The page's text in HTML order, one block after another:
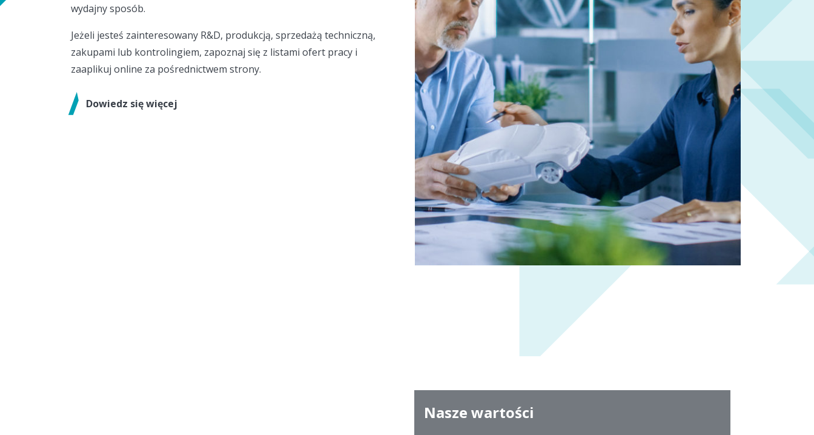
wydajny sposób.
Jeżeli jesteś zainteresowany R&D, produkcją, sprzedażą techniczną,
zakupami lub kontrolingiem, zapoznaj się z listami ofert pracy i
zaaplikuj online za pośrednictwem strony.
Dowiedz się więcej
Nasze wartości